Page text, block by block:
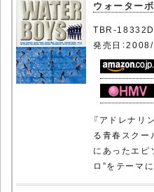
ウォーター
TBR-
発売日：
『アドレナリ
る青春スクー
にあったエピ
ロ”をテーマ